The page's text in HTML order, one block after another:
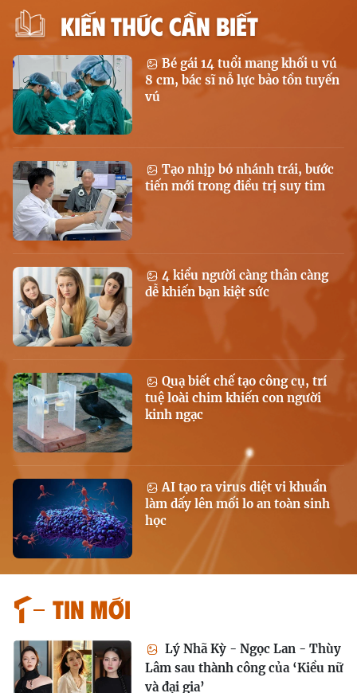
KIẾN THỨC CẦN BIẾT
Bé gái 14 tuổi mang khối u vú
8 cm, bác sĩ nỗ lực bảo tồn tuyến
vú
Tạo nhịp bó nhánh trái, bước
tiến mới trong điều trị suy tim
4 kiểu người càng thân càng
dễ khiến bạn kiệt sức
Quạ biết chế tạo công cụ, trí
tuệ loài chim khiến con người
kinh ngạc
AI tạo ra virus diệt vi khuẩn
làm dấy lên mối lo an toàn sinh
học
Tin mới
Lý Nhã Kỳ - Ngọc Lan - Thùy
Lâm sau thành công của ‘Kiều nữ
và đại gia’